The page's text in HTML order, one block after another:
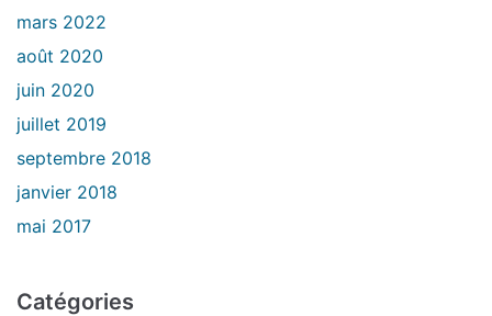
mars 2022
août 2020
juin 2020
juillet 2019
septembre 2018
janvier 2018
mai 2017
Catégories